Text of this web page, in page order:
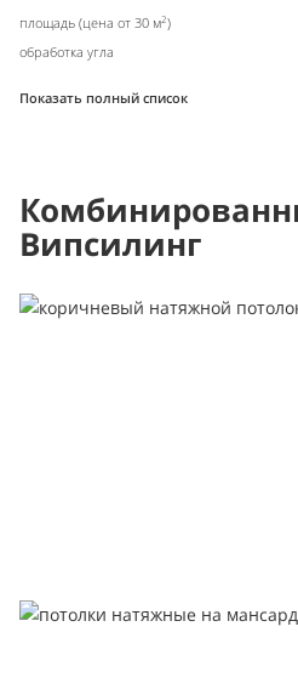
площадь (цена от 30 м2)
обработка угла
Показать полный список
Випсилинг